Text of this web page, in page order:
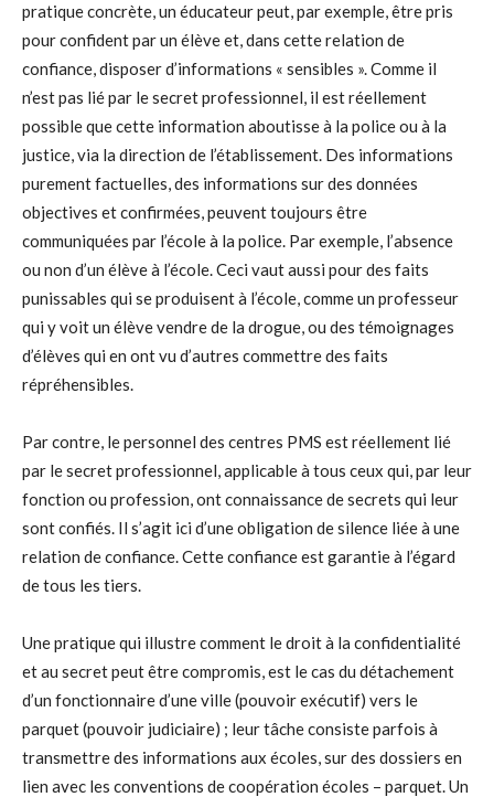
pratique concrète, un éducateur peut, par exemple, être pris
pour confident par un élève et, dans cette relation de
confiance, disposer d’informations « sensibles ». Comme il
n’est pas lié par le secret professionnel, il est réellement
possible que cette information aboutisse à la police ou à la
justice, via la direction de l’établissement. Des informations
purement factuelles, des informations sur des données
objectives et confirmées, peuvent toujours être
communiquées par l’école à la police. Par exemple, l’absence
ou non d’un élève à l’école. Ceci vaut aussi pour des faits
punissables qui se produisent à l’école, comme un professeur
qui y voit un élève vendre de la drogue, ou des témoignages
d’élèves qui en ont vu d’autres commettre des faits
répréhensibles.
Par contre, le personnel des centres PMS est réellement lié
par le secret professionnel, applicable à tous ceux qui, par leur
fonction ou profession, ont connaissance de secrets qui leur
sont confiés. Il s’agit ici d’une obligation de silence liée à une
relation de confiance. Cette confiance est garantie à l’égard
de tous les tiers.
Une pratique qui illustre comment le droit à la confidentialité
et au secret peut être compromis, est le cas du détachement
d’un fonctionnaire d’une ville (pouvoir exécutif) vers le
parquet (pouvoir judiciaire) ; leur tâche consiste parfois à
transmettre des informations aux écoles, sur des dossiers en
lien avec les conventions de coopération écoles – parquet. Un